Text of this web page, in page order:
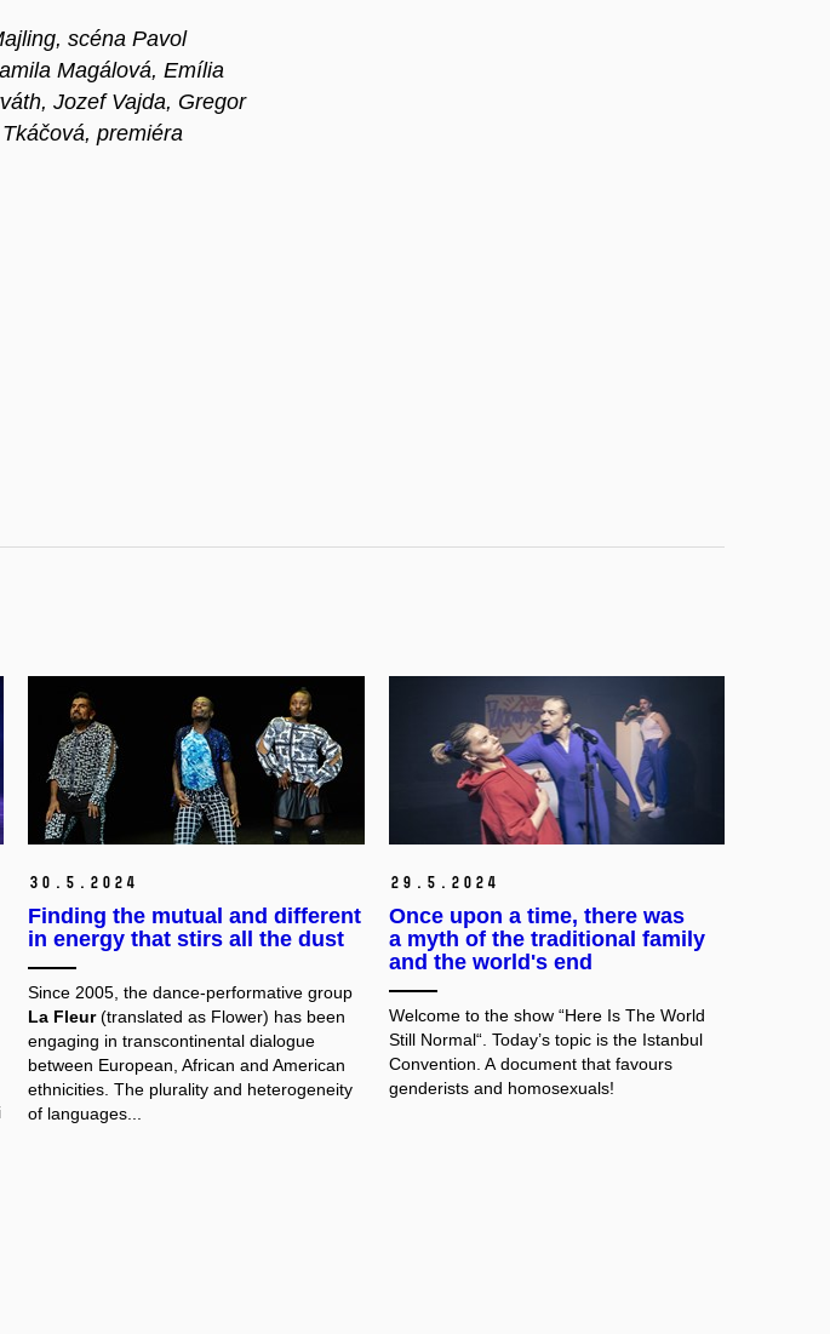
, scéna Pavol
Magálová, Emília
, Jozef Vajda, Gregor
Tkáčová, premiéra
30. 5. 2024
Finding the mutual and different
in energy that stirs all the dust
Since 2005, the dance-performative group
La Fleur (translated as Flower) has been
engaging in transcontinental dialogue
between European, African and American
ethnicities. The plurality and heterogeneity
of languages...
29. 5. 2024
Once upon a time, there was
a myth of the traditional family
and the world's end
Welcome to the show “Here Is The World
Still Normal“. Today’s topic is the Istanbul
Convention. A document that favours
genderists and homosexuals!